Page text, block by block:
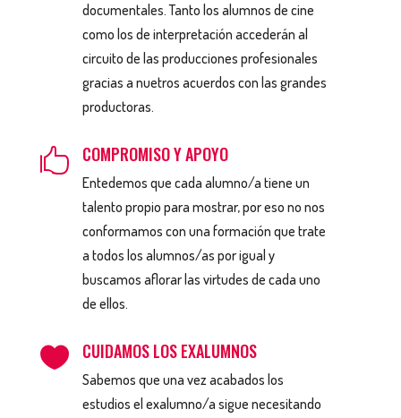
documentales. Tanto los alumnos de cine
como los de interpretación accederán al
circuito de las producciones profesionales
gracias a nuetros acuerdos con las grandes
productoras.
 COMPROMISO Y APOYO
Entedemos que cada alumno/a tiene un
talento propio para mostrar, por eso no nos
conformamos con una formación que trate
a todos los alumnos/as por igual y
buscamos aflorar las virtudes de cada uno
de ellos.
 CUIDAMOS LOS EXALUMNOS
Sabemos que una vez acabados los
estudios el exalumno/a sigue necesitando